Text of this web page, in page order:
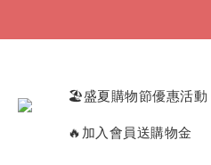
🏖️盛夏購物節優惠活動
🔥加入會員送購物金